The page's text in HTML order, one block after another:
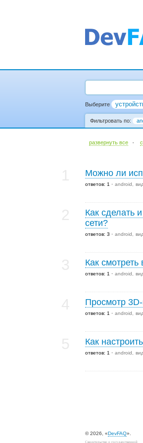
Выберите
Фильтровать по:
развернуть все ·
Можно ли
ответов: 1 android
Как сделать
сети?
ответов: 3 android
Как смотреть
ответов: 1 android
Просмотр
ответов: 1 android
Как
ответов: 1 android
© 2026, «DevFAQ».
Свидетельство о государственной